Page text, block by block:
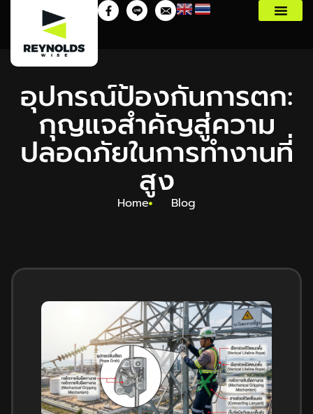
อุปกรณ์ป้องกันการตก:
กุญแจสำคัญสู่ความ
ปลอดภัยในการทำงานที่
สูง
Home Blog